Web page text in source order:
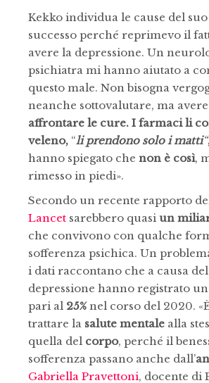
Kekko individua le cause del suo
successo perché reprimevo il
avere la depressione. Un
psichiatra mi hanno aiutato a
questo male. Non bisogna
neanche sottovalutare, ma
affrontare le cure. I farmaci li
veleno, “li prendono solo i matti“
hanno spiegato che non è così,
rimesso in piedi».
Secondo un recente rapporto
Lancet sarebbero quasi un
che convivono con qualche
sofferenza psichica. Un
i dati raccontano che a causa
depressione hanno registrato
pari al 25%nel corso del 2020.
trattare la salute mentale alla
quella del corpo, perché il
sofferenza passano anche dall’
Gabriella Pravettoni, docente di